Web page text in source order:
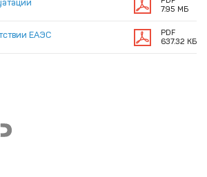
7.95 МБ
ЕАЭС
PDF
637.32 КБ